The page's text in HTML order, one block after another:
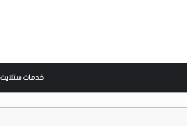
خدمات ستلايت